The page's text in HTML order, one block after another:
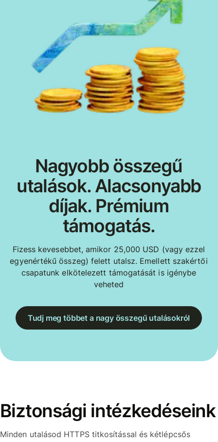
Nagyobb összegű
utalások. Alacsonyabb
díjak. Prémium
támogatás.
Fizess kevesebbet, amikor 25,000 USD (vagy ezzel
egyenértékű összeg) felett utalsz. Emellett szakértői
csapatunk elkötelezett támogatását is igénybe
veheted
Tudj meg többet a nagy összegű utalásokról
Biztonsági intézkedéseink
Minden utalásod HTTPS titkosítással és kétlépcsős